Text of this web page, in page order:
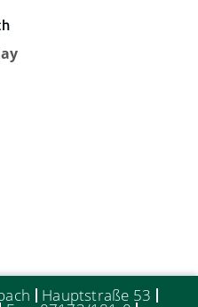
Hauptstraße 53